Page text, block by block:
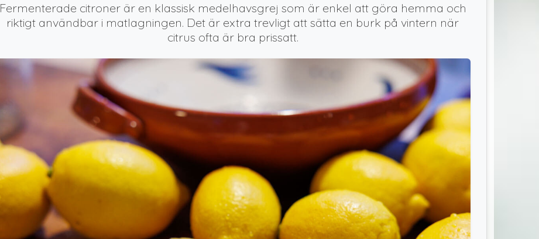
Fermenterade citroner är en klassisk medelhavsgrej som är enkel att göra hemma och
riktigt användbar i matlagningen. Det är extra trevligt att sätta en burk på vintern när
citrus ofta är bra prissatt.